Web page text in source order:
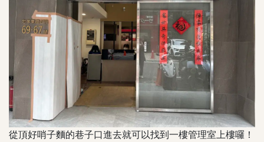
從頂好哨子麵的巷子口進去就可以找到一樓管理室上樓囉！